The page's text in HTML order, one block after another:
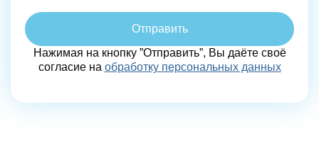
Отправить
Нажимая на кнопку ”Отправить”, Вы даёте своё
согласие на обработку персональных данных